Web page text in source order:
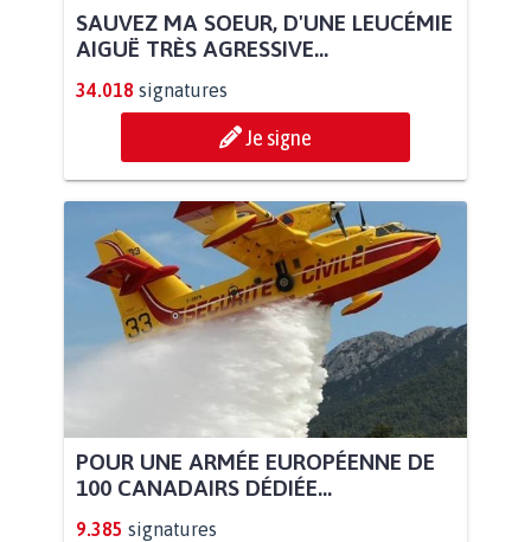
SAUVEZ MA SOEUR, D'UNE LEUCÉMIE
AIGUË TRÈS AGRESSIVE...
34.018 signatures
Je signe
POUR UNE ARMÉE EUROPÉENNE DE
100 CANADAIRS DÉDIÉE...
9.385 signatures